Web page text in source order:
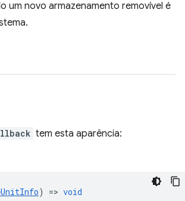
um novo armazenamento removível é
tem esta aparência:
) => void